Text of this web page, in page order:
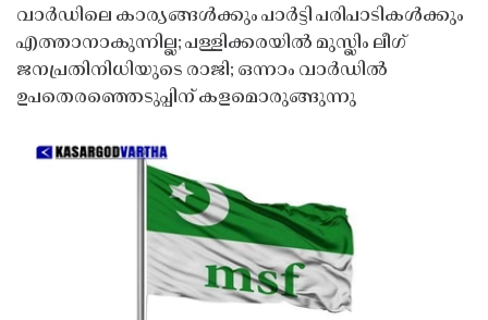
വാർഡിലെ കാര്യങ്ങൾക്കും പാർട്ടി പരിപാടികൾക്കും
എത്താനാകുന്നില്ല; പള്ളിക്കരയിൽ മുസ്ലിം ലീഗ്
ജനപ്രതിനിധിയുടെ രാജി; ഒന്നാം വാർഡിൽ
ഉപതെരഞ്ഞെടുപ്പിന് കളമൊരുങ്ങുന്നു